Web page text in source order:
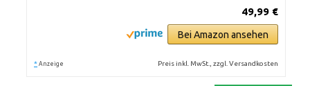
49,99 €
Bei Amazon ansehen
* Anzeige Preis inkl. MwSt., zzgl. Versandkosten